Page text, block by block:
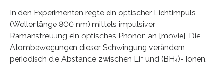
In den Experimenten regte ein optischer Lichtimpuls
(Wellenlänge 800 nm) mittels impulsiver
Ramanstreuung ein optisches Phonon an [movie]. Die
Atombewegungen dieser Schwingung verändern
periodisch die Abstände zwischen Li⁺ und (BH₄)- Ionen.